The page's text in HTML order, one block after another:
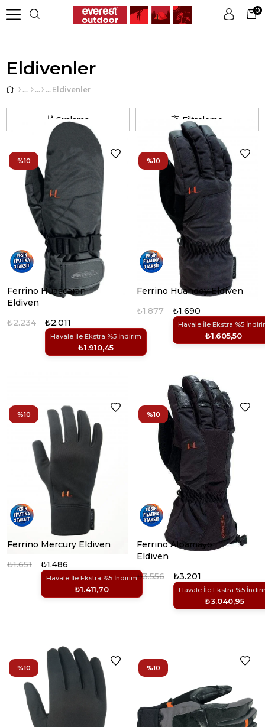
0
Eldivenler
Eldivenler
Filtreleme
Sıralama
Ferrino Huascaran
Eldiven
₺2.011
Havale İle Ekstra %5 İndirim
₺1.910,45
₺2.234
%10
Ferrino Huandoy Eldiven
₺1.690
Havale İle Ekstra %5
₺1.605,50
₺1.877
%10
Ferrino Mercury Eldiven
₺1.486
Havale İle Ekstra %5 İndirim
₺1.411,70
₺1.651
%10
Ferrino Alpamayo
Eldiven
₺3.201
Havale İle Ekstra %5
₺3.040,95
₺3.556
%10
%10 %10